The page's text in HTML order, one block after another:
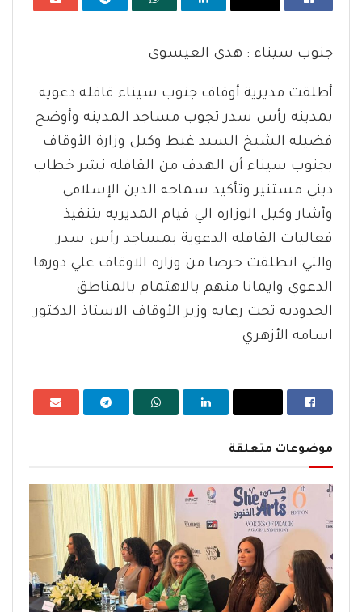
جنوب سيناء : هدى العيسوى
أطلقت مديرية أوقاف جنوب سيناء قافله دعويه
بمدينه رأس سدر تجوب مساجد المدينه وأوضح
فضيله الشيخ السيد غيط وكيل وزارة الأوقاف
بجنوب سيناء أن الهدف من القافله نشر خطاب
ديني مستنير وتأكيد سماحه الدين الإسلامي
وأشار وكيل الوزاره الي قيام المديريه بتنفيذ
فعاليات القافله الدعوية بمساجد رأس سدر
والتي انطلقت حرصا من وزاره الاوقاف علي دورها
الدعوي وايمانا منهم بالاهتمام بالمناطق
الحدوديه تحت رعايه وزير الأوقاف الاستاذ الدكتور
اسامه الأزهري
موضوعات متعلقة